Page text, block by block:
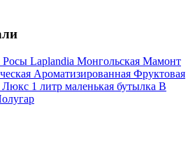
Росы Laplandia Монгольская Мамонт
Ароматизированная Фруктовая
Люкс 1 литр маленькая бутылка В